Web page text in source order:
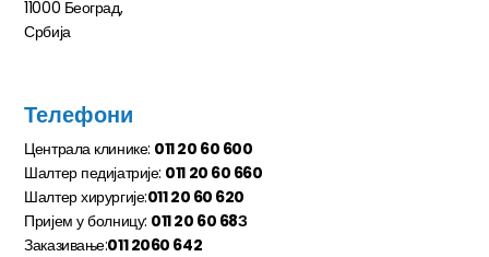
11000 Београд,
Србија
Телефони
Централа клинике: 011 20 60 600
Шалтер педијатрије: 011 20 60 660
Шалтер хирургије:011 20 60 620
Пријем у болницу: 011 20 60 68З
Заказивање:011 2060 642